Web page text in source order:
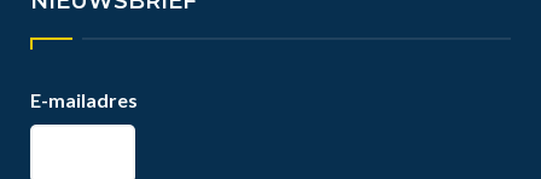
E-mailadres